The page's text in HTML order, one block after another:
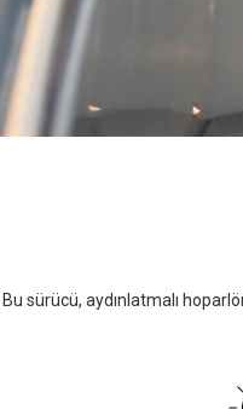
Bu sürücü, aydınlatmalı